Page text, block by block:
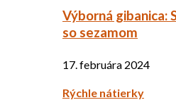
Výborná gibanica:
so sezamom
17. februára 2024
Rýchle nátierky